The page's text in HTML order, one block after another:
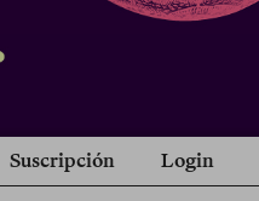
Suscripción Login